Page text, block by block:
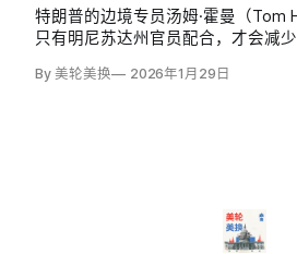
特朗普的边境专员汤姆·霍曼（Tom
只有明尼苏达州官员配合，才会减
策。
By 美轮美换 2026年1月29日